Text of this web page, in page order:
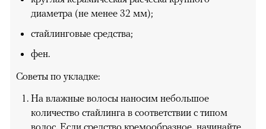
диаметра (не менее 32 мм);
стайлинговые средства;
фен.
Советы по укладке:
На влажные волосы наносим небольшое
количество стайлинга в соответствии с типом
волос. Если средство кремообразное, начинайте